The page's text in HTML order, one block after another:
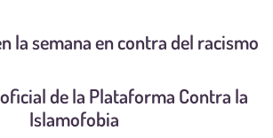
la semana en contra del racismo
de la Plataforma Contra la
Islamofobia